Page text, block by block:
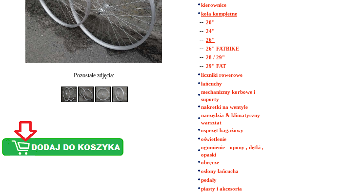
Pozostałe zdjęcia:
kierownice
koła kompletne
-- 20"
-- 24"
-- 26"
-- 26" FATBIKE
-- 28 / 29"
-- 29" FAT
liczniki rowerowe
łańcuchy
mechanizmy korbowe i
suporty
nakretki na wentyle
narzędzia & klimatyczny
warsztat
osprzęt bagażowy
oświetlenie
ogumienie - opony , dętki ,
opaski
obręcze
osłony łańcucha
pedały
piasty i akcesoria